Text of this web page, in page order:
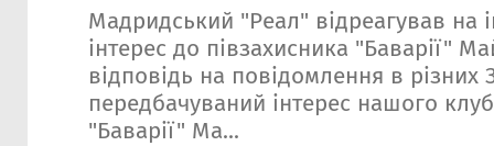
Мадридський "Реал" відреагував на
інтерес до півзахисника "Баварії"
відповідь на повідомлення в різних
передбачуваний інтерес нашого
"Баварії" Ма...